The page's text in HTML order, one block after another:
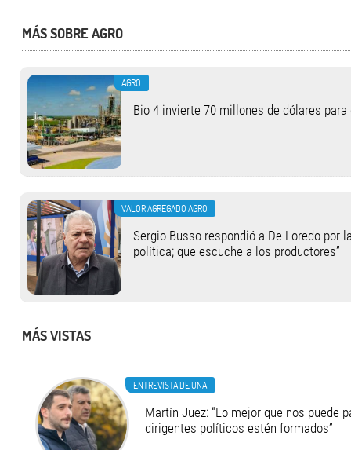
MÁS SOBRE AGRO
AGRO
Bio 4 invierte 70 millones de dólares
VALOR AGREGADO AGRO
Sergio Busso respondió a De Loredo por
política; que escuche a los productores”
MÁS VISTAS
ENTREVISTA DE UNA
Martín Juez: “Lo mejor que nos puede
dirigentes políticos estén formados”